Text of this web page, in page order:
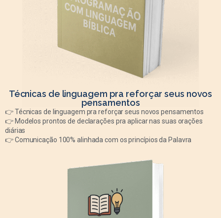
Técnicas de linguagem pra reforçar seus novos
pensamentos
👉 Técnicas de linguagem pra reforçar seus novos pensamentos
👉 Modelos prontos de declarações pra aplicar nas suas orações
diárias
👉 Comunicação 100% alinhada com os princípios da Palavra